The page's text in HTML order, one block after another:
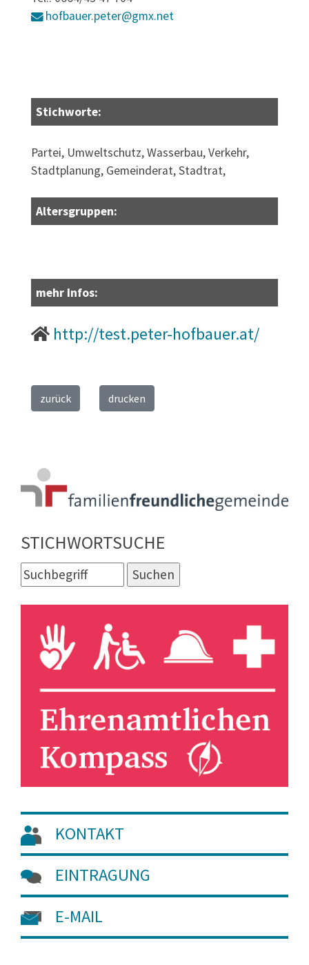
hofbauer.peter@gmx.net
Stichworte:
Partei, Umweltschutz, Wasserbau, Verkehr,
Stadtplanung, Gemeinderat, Stadtrat,
Altersgruppen:
mehr Infos:
http://test.peter-hofbauer.at/
zurück drucken
STICHWORTSUCHE
KONTAKT
EINTRAGUNG
E-MAIL